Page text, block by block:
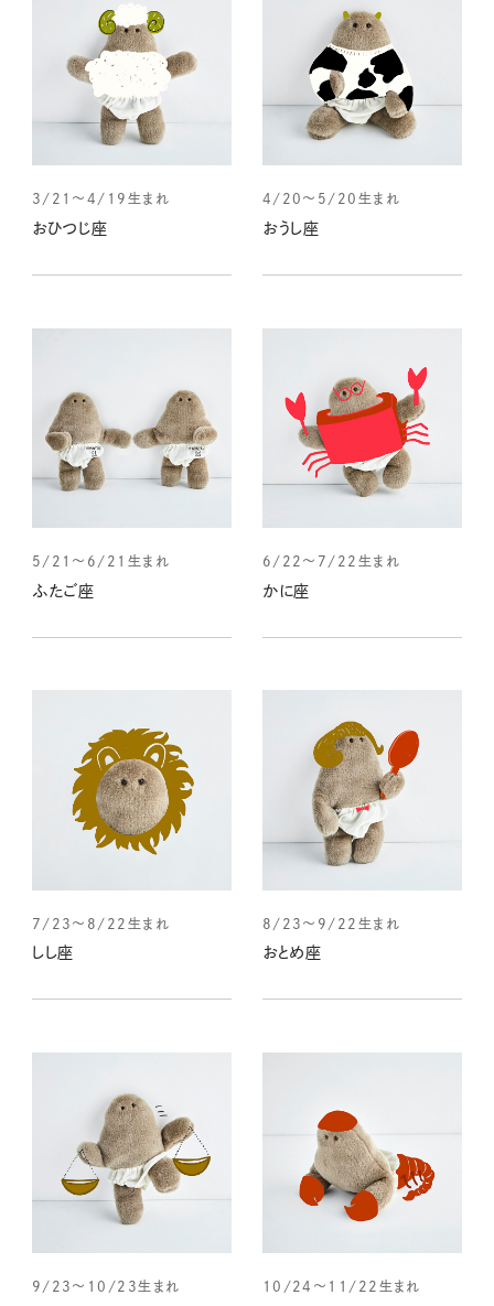
3/21～4/19生まれ
おひつじ座
4/20～5/20生まれ
おうし座
5/21～6/21生まれ
ふたご座
6/22～7/22生まれ
かに座
7/23～8/22生まれ
しし座
8/23～9/22生まれ
おとめ座
9/23～10/23生まれ 10/24～11/22生まれ